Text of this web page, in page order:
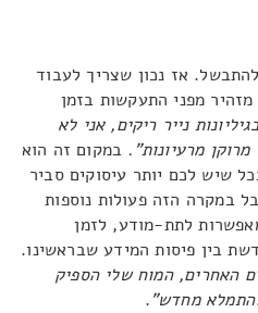
אז נכון שצריך לעבוד
מפני התעקשות בזמן
נייר ריקים, אני לא
מרעיונות". במקום זה הוא
שיש לכם יותר עיסוקים סביר
במקרה הזה פעולות נוספות
לתת-מודע, לזמן
בין פיסות המידע שבראשינו.
האחרים, המוח שלי הספיק
מחדש".